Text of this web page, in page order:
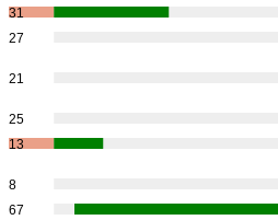
31
27
21
25
13
8
67